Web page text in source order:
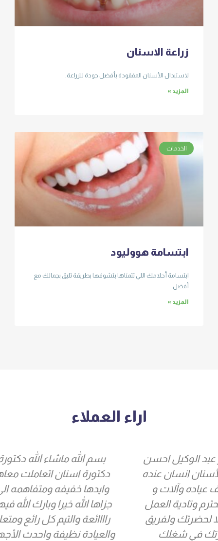
زراعة الاسنان
لاستبدال الأسنان المفقودة بأفضل جودة للزراعة.
المزيد »
الخدمات
ابتسامة هووليود
ابتسامة أحلامك اللي تتمناها بتشوفها بطريقة تليق بجمالك مع
أفضل
المزيد »
اراء العملاء
بسم الله ماشاء الله دكتورة ندى احسن
دكتورة اسنان اتعاملت معاها شاطرة جدا
وايدها خفيفه ومتفاهمه الى أبعد الحدود
جزاها الله خيرا وبارك الله فيها بجد والعيادة
راااائعة والتيم كل رائع ومتعاون هناك جدا
والعيادة نظيفة واحدث الأجهزة والاحترافية